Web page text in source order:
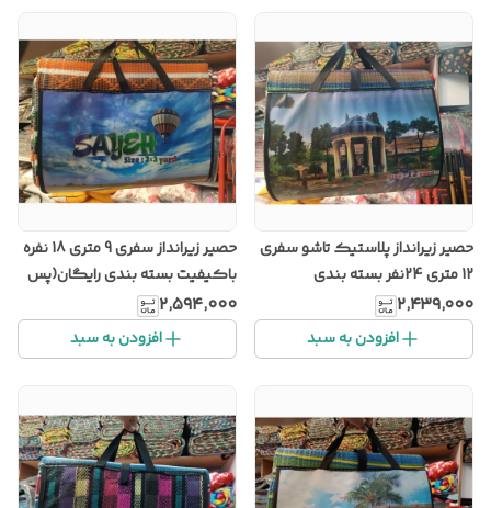
حصیر زیرانداز پلاستیک تاشو سفری
12 متری 24نفر بسته بندی
رایگان(پس کرایه)
۲٬۴۳۹٬۰۰۰
افزودن به سبد
حصیر زیرانداز سفری 9 متری 18 نفره
باکیفیت بسته بندی رایگان(پس
کرایه)
۲٬۵۹۴٬۰۰۰
افزودن به سبد